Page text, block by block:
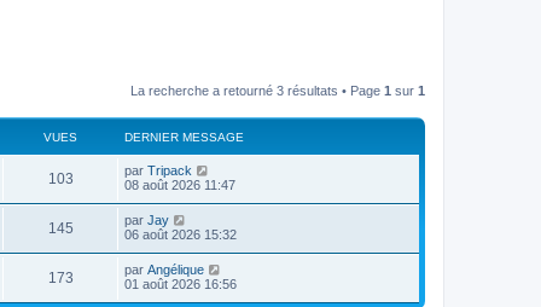
La recherche a retourné 3 résultats • Page 1 sur 1
VUES DERNIER MESSAGE
103V
u
s
D
e
i
e
r
m
e
s
par Tripack
08 août 2026 11:47
145V
u
D
e
i
e
par Jay
06 août 2026 15:32
173V
D
e
par Angélique
01 août 2026 16:56